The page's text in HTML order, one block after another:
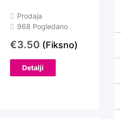
Prodaja
968 Pogledano
€3.50 (Fiksno)
Detalji